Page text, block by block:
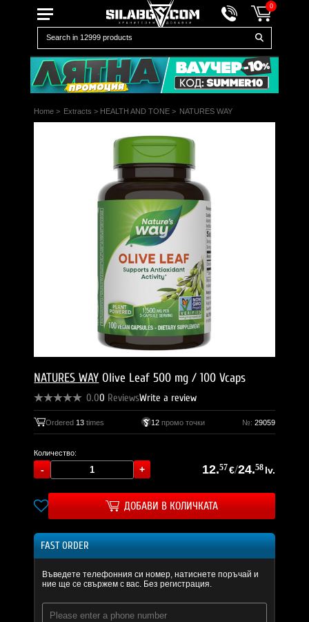
0
Home > Extracts > HEALTH AND TONE > NATURES WAY
NATURES WAY Olive Leaf 500 mg / 100 Vcaps
0.00 ReviewsWrite a review
Ordered 13 times 12промо точки №: 29059
Количество:
12.57€/24.58 lv.
ДОБАВИ В КОЛИЧКАТА
FAST ORDER
Въведете телефонния си номер, натиснете поръчай и
ние ще се свържем с вас. Без регистрация.